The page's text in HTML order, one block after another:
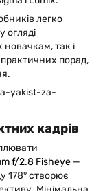
легко
огляді
новачкам, так і
порад,
кадрів
f/2.8 Fisheye —
178° створює